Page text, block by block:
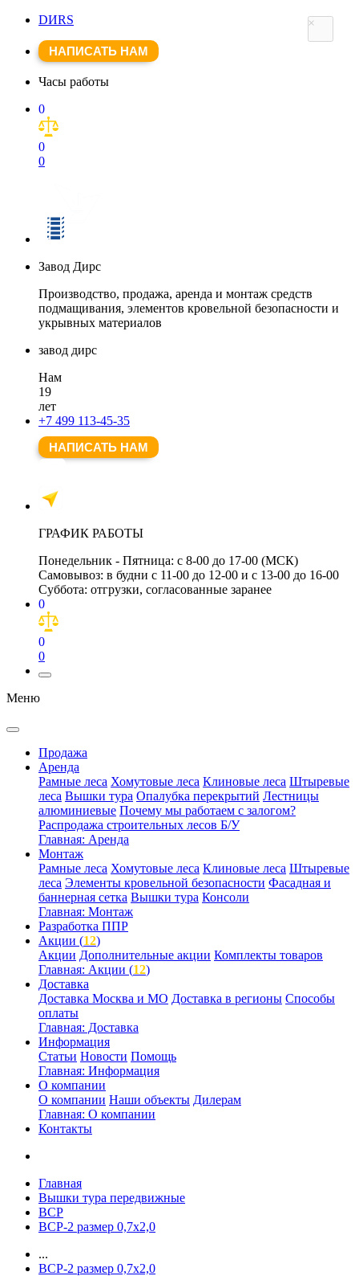
DИRS
НАПИСАТЬ НАМ
Часы работы
0
0
0
Завод Дирс
Производство, продажа, аренда и монтаж средств
подмащивания, элементов кровельной безопасности и
укрывных материалов
завод дирс
Нам
19
лет
+7 499 113-45-35
НАПИСАТЬ НАМ
ГРАФИК РАБОТЫ
Понедельник - Пятница: с 8-00 до 17-00 (МСК)
Самовывоз: в будни с 11-00 до 12-00 и с 13-00 до 16-00
Суббота: отгрузки, согласованные заранее
0
0
0
Меню
Продажа
Аренда
Рамные леса Хомутовые леса Клиновые леса Штыревые
леса Вышки тура Опалубка перекрытий Лестницы
алюминиевые Почему мы работаем с залогом?
Распродажа строительных лесов Б/У
Главная: Аренда
Монтаж
Рамные леса Хомутовые леса Клиновые леса Штыревые
леса Элементы кровельной безопасности Фасадная и
баннерная сетка Вышки тура Консоли
Главная: Монтаж
Разработка ППР
Акции (12)
Акции Дополнительные акции Комплекты товаров
Главная: Акции (12)
Доставка
Доставка Москва и МО Доставка в регионы Способы
оплаты
Главная: Доставка
Информация
Статьи Новости Помощь
Главная: Информация
О компании
О компании Наши объекты Дилерам
Главная: О компании
Контакты
Главная
Вышки тура передвижные
ВСР
ВСР-2 размер 0,7х2,0
...
ВСР-2 размер 0,7х2,0
×